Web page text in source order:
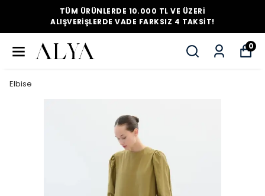
TÜM ÜRÜNLERDE 10.000 TL VE ÜZERI
ALIŞVERIŞLERDE VADE FARKSIZ 4 TAKSIT!
0
Elbise